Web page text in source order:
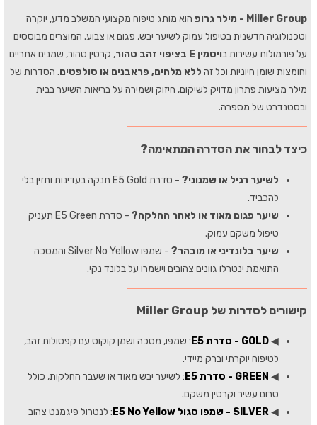
Miller Group - מילר גרופ
הוא מותג טיפוח מקצועי המשלב מדע, יוקרה
וטכנולוגיה חדשנית בטיפול עמוק לשיער יבש, פגום או צבוע. המוצרים מבוססים
על פורמולות עשירות בויטמין E בציפוי זהב טהור
, קרטין טהור, שמנים אתריים
וחומצות שומן חיוניות וכל זה ללא מלחים, פראבנים או סולפטים. הסדרות של
מילר מציעות פתרון מדויק לשיקום, חיזוק ושמירה על בריאות השיער בבית
ובסטנדרט של מספרה.
כיצד לבחור את הסדרה המתאימה?
לשיער רגיל או שמנוני?
- סדרת E5 Gold תנקה בעדינות ותזין בלי
להכביד.
שיער פגום מאוד או לאחר החלקה?
- סדרת E5 Green תעניק
טיפול משקם עמוק.
שיער בלונדיני או מובהר?
- שמפו Silver No Yellow והמסכה
התואמת ינטרלו גוונים צהובים וישמרו על בלונד נקי.
קישורים לסדרות של Miller Group
◀GOLD - סדרת E5
: שמפו, מסכה ושמן קוקוס עם קפסולות זהב,
לטיפוח יוקרתי וברק מיידי.
◀ GREEN - סדרת E5
: לשיער יבש מאוד או שעבר החלקות, כולל
סרום עשיר וקרטין משקם.
◀SILVER - שמפו סגול E5 No Yellow
: לנטרול פיגמנט צהוב